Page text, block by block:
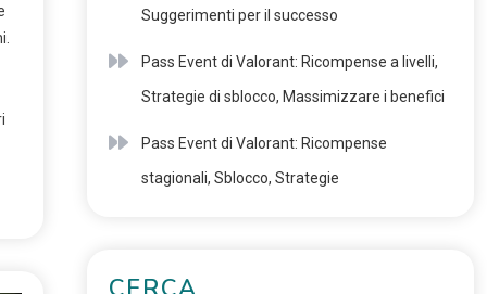
Suggerimenti per il successo
Pass Event di Valorant: Ricompense a livelli,
Strategie di sblocco, Massimizzare i benefici
Pass Event di Valorant: Ricompense
stagionali, Sblocco, Strategie